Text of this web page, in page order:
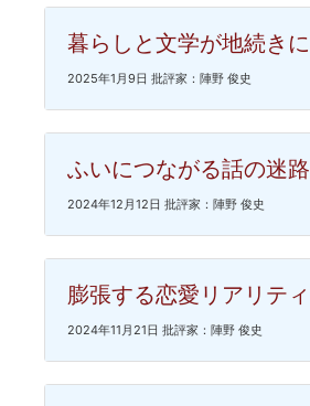
暮らしと文学が地続きに
2025年1月9日 批評家：陣野 俊史
ふいにつながる話の迷路
2024年12月12日 批評家：陣野 俊史
膨張する恋愛リアリティ
2024年11月21日 批評家：陣野 俊史